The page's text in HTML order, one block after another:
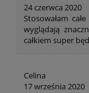
24 czerwca 2020
Stosowałam
wyglądają
całkiem super
Celina
17 września 2020